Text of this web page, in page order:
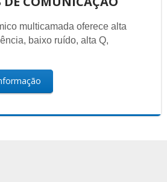
multicamada oferece alta
baixo ruído, alta Q,